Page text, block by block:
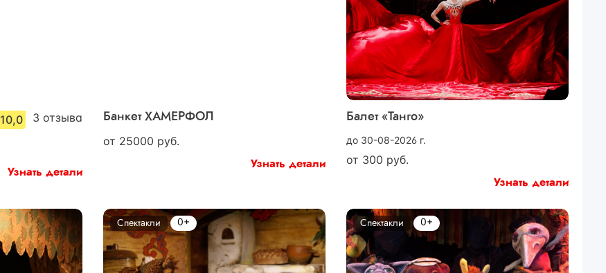
10,0 3 отзыва
Узнать детали
Банкет ХАМЕРФОЛ
от 25000 руб.
Узнать детали
Балет «Танго»
до 30-08-2026 г.
от 300 руб.
Узнать детали
Спектакли 0+ Спектакли 0+